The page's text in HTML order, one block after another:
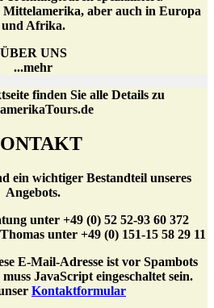
aber auch in Europa
und Afrika.
ÜBER UNS
...mehr
ein wichtiger Bestandteil unseres
Angebots.
unter +49 (0) 52 52-93 60 372
unter +49 (0) 151-15 58 29 11
E-Mail-Adresse ist vor Spambots
JavaScript eingeschaltet sein.
Kontaktformular